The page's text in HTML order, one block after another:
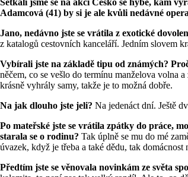
Setkali jsme se na akci Česko se hýbe, kam
Adamcová (41) by si je ale kvůli nedávné
Jano, nedávno jste se vrátila z exotické
z katalogů cestovních kanceláří. Jedním slovem
Vybírali jste na základě tipu od známých?
něčem, co se vešlo do termínu manželova volna
krásně vyhrály samy, takže je to možná dobře.
Na jak dlouho jste jeli? Na jedenáct dní. Ještě
Po mateřské jste se vrátila zpátky do práce,
starala se o rodinu? Tak úplně se mu do mé
úvazek, když je třeba a také dědu, tak domácnost
Předtím jste se věnovala novinkám ze světa